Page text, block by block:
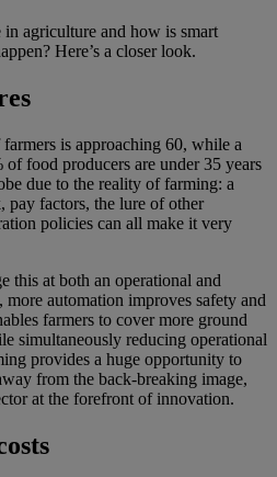
agriculture and how is smart
Here’s a closer look.
is approaching 60, while a
food producers are under 35 years
due to the reality of farming: a
factors, the lure of other
policies can all make it very
this at both an operational and
automation improves safety and
farmers to cover more ground
simultaneously reducing operational
provides a huge opportunity to
from the back-breaking image,
at the forefront of innovation.